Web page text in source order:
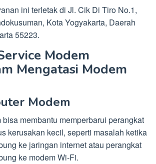
ini terletak di Jl. Cik Di Tiro No.1,
Kota Yogyakarta, Daerah
55223.
Modem
Mengatasi Modem
Modem
bisa membantu memperbarui perangkat
kerusakan kecil, seperti masalah ketika
ke jaringan internet atau perangkat
ke modem Wi-Fi.